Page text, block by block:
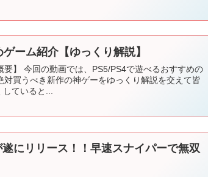
ーム紹介【ゆっくり解説】
】 今回の動画では、PS5/PS4で遊べるおすすめの
買うべき新作の神ゲーをゆっくり解説を交えて皆
ていると...
にリリース！！早速スナイパーで無双